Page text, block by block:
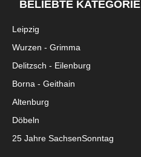
BELIEBTE KATEGORIE
Leipzig
Wurzen - Grimma
Delitzsch - Eilenburg
Borna - Geithain
Altenburg
Döbeln
25 Jahre SachsenSonntag